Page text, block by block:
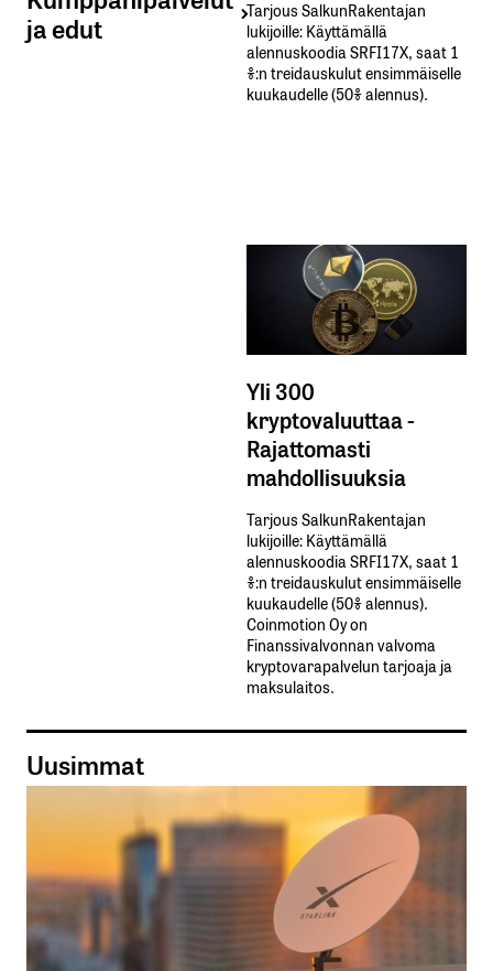
ja edut
Tarjous SalkunRakentajan
lukijoille: Käyttämällä​ ​
alennuskoodia​ ​SRFI17X,​ ​saat​ ​1
%:n treidauskulut​ ​ensimmäiselle​ ​
kuukaudelle​ ​(50%​ ​alennus).
Yli 300
kryptovaluuttaa -
Rajattomasti
mahdollisuuksia
Tarjous SalkunRakentajan
lukijoille: Käyttämällä​ ​
alennuskoodia​ ​SRFI17X,​ ​saat​ ​1
%:n treidauskulut​ ​ensimmäiselle​ ​
kuukaudelle​ ​(50%​ ​alennus).
Coinmotion Oy on
Finanssivalvonnan valvoma
kryptovarapalvelun tarjoaja ja
maksulaitos.
Uusimmat